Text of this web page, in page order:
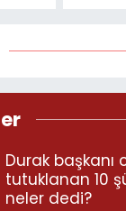
Durak
tutuklanan 10
neler dedi?